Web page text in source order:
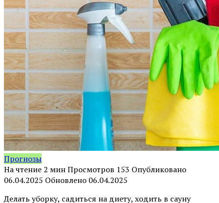
Прогнозы
На чтение 2 минПросмотров 153 Опубликовано
06.04.2025 Обновлено 06.04.2025
Делать уборку, садиться на диету, ходить в сауну